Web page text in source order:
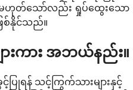
ဟုတ်သော်လည်း ရှုပ်ထွေးသော
စ်နိုင်သည်။
ားကား အဘယ်နည်း။
ြုရန် သင့်ကြွက်သားများနှင့်